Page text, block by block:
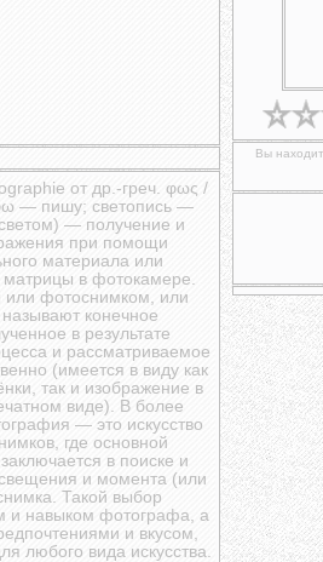
от др.-греч. φως /
— пишу; светопись —
— получение и
при помощи
материала или
матрицы в фотокамере.
фотоснимком, или
конечное
в результате
и рассматриваемое
(имеется в виду как
так и изображение в
виде). В более
— это искусство
где основной
в поиске и
и момента (или
Такой выбор
и навыком фотографа, а
и вкусом,
любого вида искусства.
Вы